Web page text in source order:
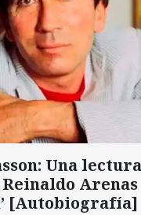
Una
Arenas
[Autobiografía]